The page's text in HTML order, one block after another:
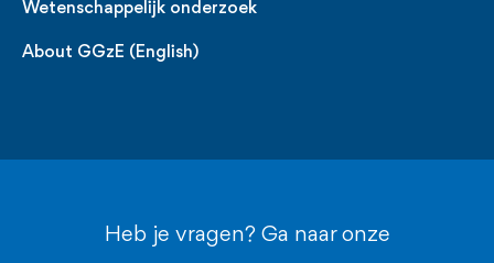
Wetenschappelijk onderzoek
About GGzE (English)
Heb je vragen? Ga naar onze